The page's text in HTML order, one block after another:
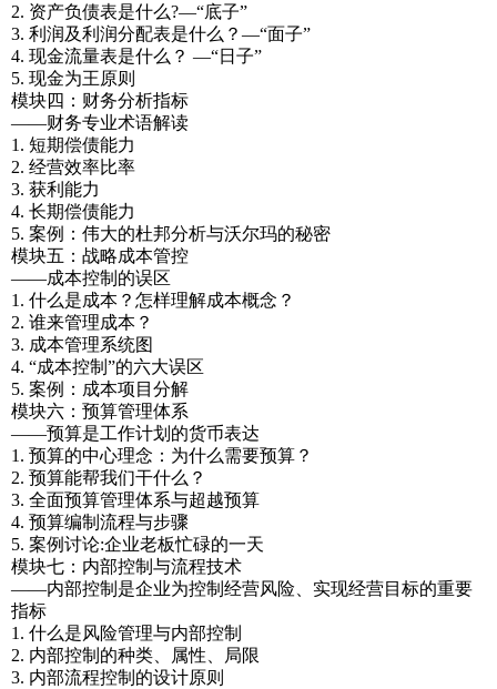
2. 资产负债表是什么?—“底子”
3. 利润及利润分配表是什么？—“面子”
4. 现金流量表是什么？ —“日子”
5. 现金为王原则
模块四：财务分析指标
——财务专业术语解读
1. 短期偿债能力
2. 经营效率比率
3. 获利能力
4. 长期偿债能力
5. 案例：伟大的杜邦分析与沃尔玛的秘密
模块五：战略成本管控
——成本控制的误区
1. 什么是成本？怎样理解成本概念？
2. 谁来管理成本？
3. 成本管理系统图
4. “成本控制”的六大误区
5. 案例：成本项目分解
模块六：预算管理体系
——预算是工作计划的货币表达
1. 预算的中心理念：为什么需要预算？
2. 预算能帮我们干什么？
3. 全面预算管理体系与超越预算
4. 预算编制流程与步骤
5. 案例讨论:企业老板忙碌的一天
模块七：内部控制与流程技术
——内部控制是企业为控制经营风险、实现经营目标的重要
指标
1. 什么是风险管理与内部控制
2. 内部控制的种类、属性、局限
3. 内部流程控制的设计原则